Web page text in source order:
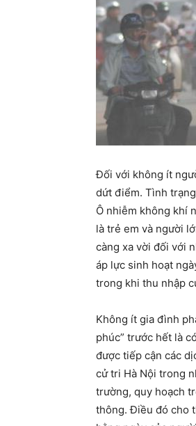
Đối với không ít
dứt điểm. Tình
Ô nhiễm không khí
là trẻ em và người
càng xa vời đối với
áp lực sinh hoạt
trong khi thu nhập
Không ít gia đình
phúc” trước hết là
được tiếp cận các
cử tri Hà Nội trong
trường, quy hoạch
thông. Điều đó cho